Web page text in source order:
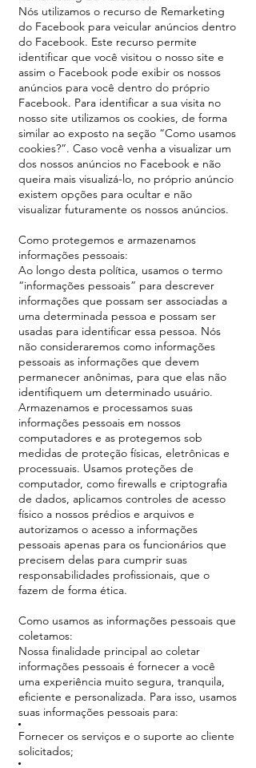
Nós utilizamos o recurso de Remarketing
do Facebook para veicular anúncios dentro
do Facebook. Este recurso permite
identificar que você visitou o nosso site e
assim o Facebook pode exibir os nossos
anúncios para você dentro do próprio
Facebook. Para identificar a sua visita no
nosso site utilizamos os cookies, de forma
similar ao exposto na seção “Como usamos
cookies?”. Caso você venha a visualizar um
dos nossos anúncios no Facebook e não
queira mais visualizá-lo, no próprio anúncio
existem opções para ocultar e não
visualizar futuramente os nossos anúncios.
Como protegemos e armazenamos
informações pessoais:
Ao longo desta política, usamos o termo
“informações pessoais” para descrever
informações que possam ser associadas a
uma determinada pessoa e possam ser
usadas para identificar essa pessoa. Nós
não consideraremos como informações
pessoais as informações que devem
permanecer anônimas, para que elas não
identifiquem um determinado usuário.
Armazenamos e processamos suas
informações pessoais em nossos
computadores e as protegemos sob
medidas de proteção físicas, eletrônicas e
processuais. Usamos proteções de
computador, como firewalls e criptografia
de dados, aplicamos controles de acesso
físico a nossos prédios e arquivos e
autorizamos o acesso a informações
pessoais apenas para os funcionários que
precisem delas para cumprir suas
responsabilidades profissionais, que o
fazem de forma ética.
Como usamos as informações pessoais que
coletamos:
Nossa finalidade principal ao coletar
informações pessoais é fornecer a você
uma experiência muito segura, tranquila,
eficiente e personalizada. Para isso, usamos
suas informações pessoais para:
Fornecer os serviços e o suporte ao cliente
solicitados;